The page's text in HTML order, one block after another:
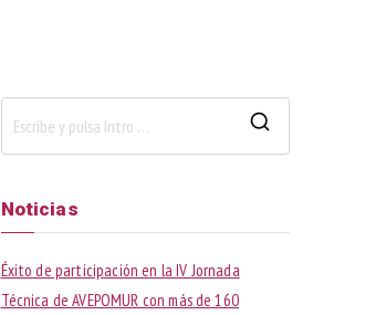
c
Noticias
Éxito de participación en la IV Jornada
Técnica de AVEPOMUR con más de 160